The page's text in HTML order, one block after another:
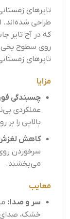
تایرهای
طراحی شده‌اند.
که در آج تایر
روی سطوح یخی
تایرهای
مزایا
چسبندگی
عملکردی
بالایی را
کاهش
سرخوردن
می‌بخشند.
معایب
سر و صدا:
خشک، صدای